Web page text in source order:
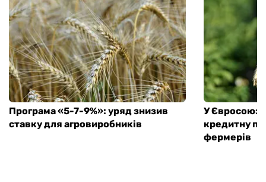
Програма «5-7-9%»: уряд знизив
ставку для агровиробників
У Євросоюзу
кредитну
фермерів